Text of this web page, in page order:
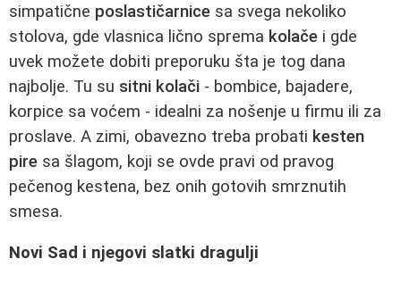
simpatične poslastičarnice sa svega nekoliko
stolova, gde vlasnica lično sprema kolače i gde
uvek možete dobiti preporuku šta je tog dana
najbolje. Tu su sitni kolači - bombice, bajadere,
korpice sa voćem - idealni za nošenje u firmu ili za
proslave. A zimi, obavezno treba probati kesten
pire sa šlagom, koji se ovde pravi od pravog
pečenog kestena, bez onih gotovih smrznutih
smesa.
Novi Sad i njegovi slatki dragulji